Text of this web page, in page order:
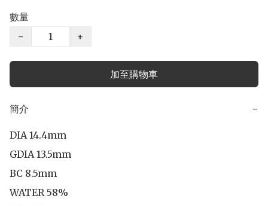
數量
−
+
加至購物車
簡介 −
DIA 14.4mm
GDIA 13.5mm
BC 8.5mm
WATER 58%